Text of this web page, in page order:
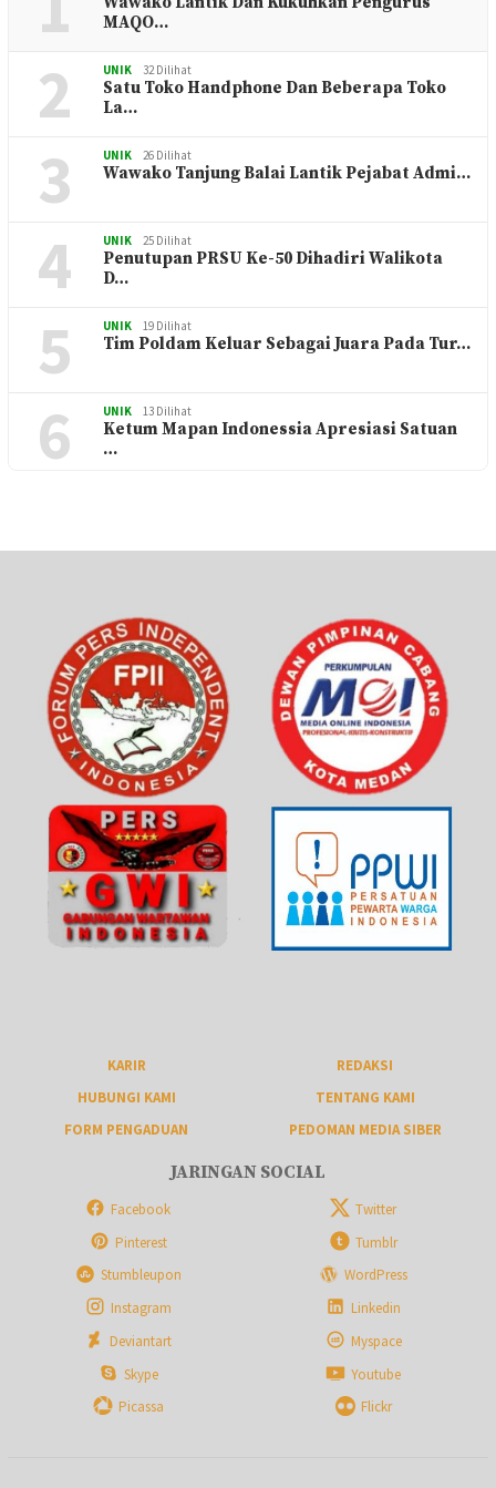
1 UNIK 40 Dilihat
Wawako Lantik Dan Kukuhkan Pengurus
2 UNIK
3
4 UNIK
5
6
KARIR
REDAKSI
HUBUNGI KAMI
TENTANG KAMI
FORM PENGADUAN
PEDOMAN MEDIA SIBER
Facebook
Twitter
Pinterest
Tumblr
Stumbleupon
WordPress
Instagram
Linkedin
Deviantart
Myspace
Skype
Youtube